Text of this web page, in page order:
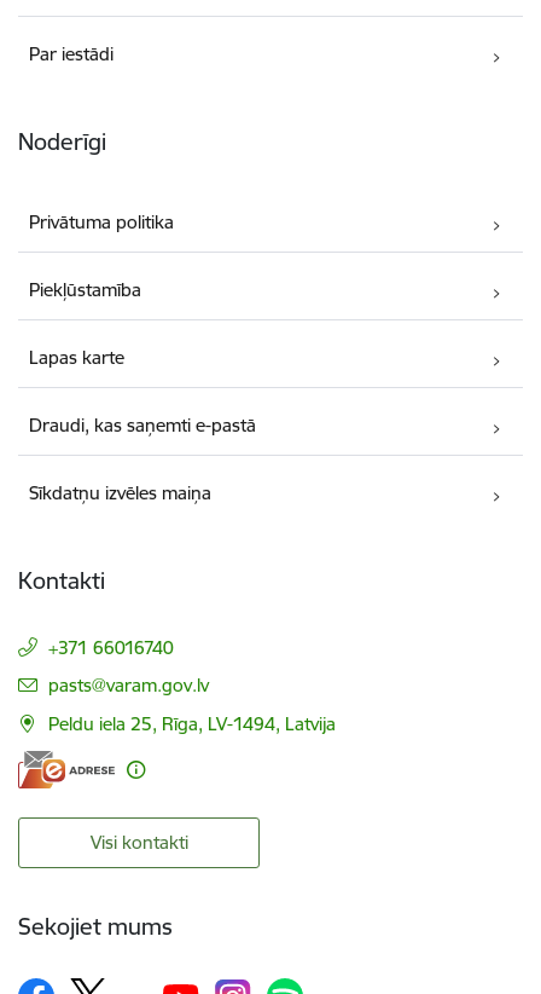
Par iestādi
Noderīgi
Privātuma politika
Piekļūstamība
Lapas karte
Draudi, kas saņemti e-pastā
Sīkdatņu izvēles maiņa
Kontakti
+371 66016740
E-pasts:
pasts@varam.gov.lv
Peldu iela 25, Rīga, LV-1494, Latvija
Visi kontakti
Sekojiet mums